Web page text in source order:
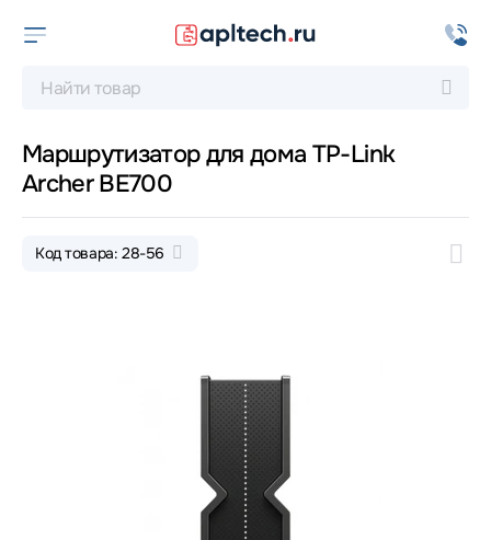
Маршрутизатор для дома TP-Link
Archer BE700
Код товара: 28-56